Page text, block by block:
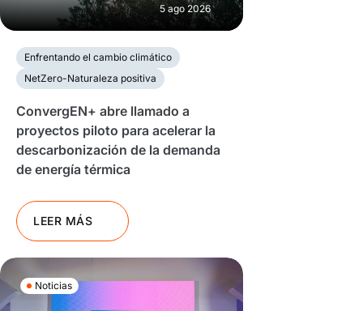
5 ago 2026
Enfrentando el cambio climático
NetZero-Naturaleza positiva
ConvergEN+ abre llamado a
proyectos piloto para acelerar la
descarbonización de la demanda
de energía térmica
LEER MÁS
Noticias